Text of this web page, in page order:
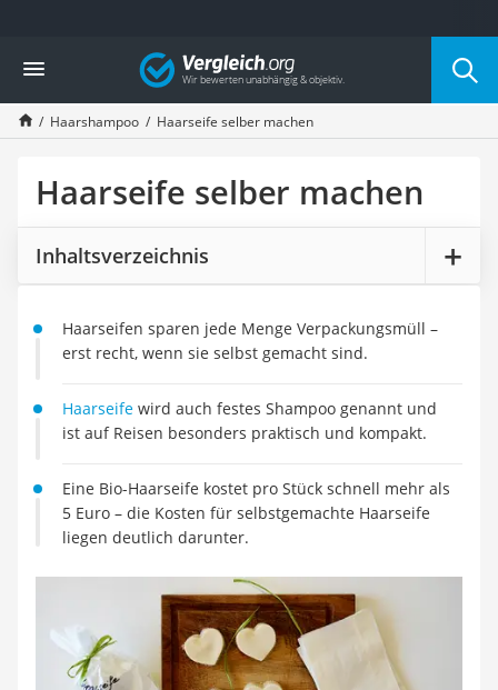
Die beliebtesten Vergleiche nach Kategorie
Drogerie
Inhalator
Haarschneider
Braun Rasierer
Katzenklappe (Chip)
Rasierer
Masturbator
Reisehaartrockner
Eiweißpulver
Katzenklappe
Nackenmassagegerät
leichter Haartrockner
Philips-Sonicare-Zahnbürste
Schildkrötenhaus
Vergleich
Haarshampoo Haarseife selber machen
Haarseife selber machen
Inhaltsverzeichnis
Haarseifen sparen jede Menge Verpackungsmüll –
erst recht, wenn sie selbst gemacht sind.
Haarseife wird auch festes Shampoo genannt und
ist auf Reisen besonders praktisch und kompakt.
Eine Bio-Haarseife kostet pro Stück schnell mehr als
5 Euro – die Kosten für selbstgemachte Haarseife
liegen deutlich darunter.